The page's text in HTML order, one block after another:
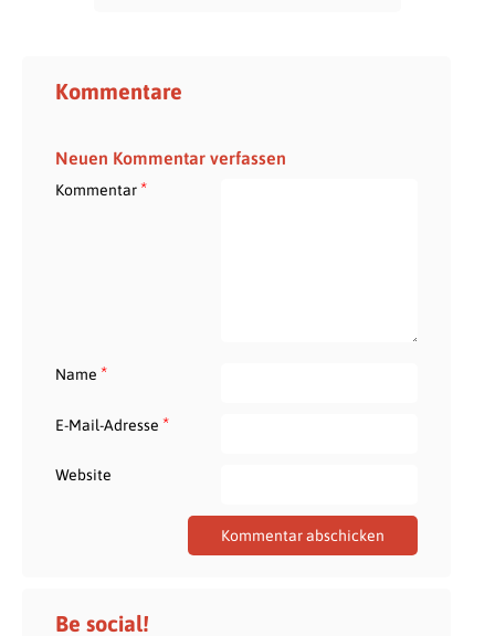
Kommentare
Neuen Kommentar verfassen
Kommentar*
Name *
E-Mail-Adresse *
Website
Be social!